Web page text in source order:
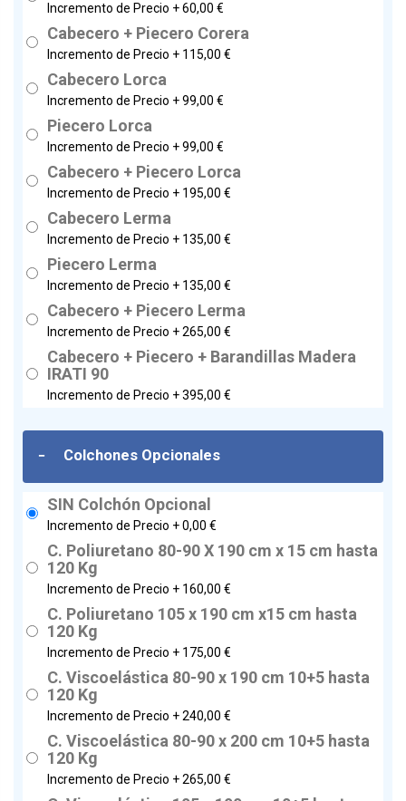
Incremento de Precio +60,00 €
Cabecero + Piecero Corera
Incremento de Precio + 115,00 €
Cabecero Lorca
Incremento de Precio +99,00 €
Piecero Lorca
Incremento de Precio +99,00 €
Cabecero + Piecero Lorca
Incremento de Precio + 195,00 €
Cabecero Lerma
Incremento de Precio + 135,00 €
Piecero Lerma
Incremento de Precio + 135,00 €
Cabecero + Piecero Lerma
Incremento de Precio +265,00 €
Cabecero + Piecero + Barandillas Madera
IRATI 90
Incremento de Precio +395,00 €
- Colchones Opcionales
SIN Colchón Opcional
Incremento de Precio +0,00 €
C. Poliuretano 80-90 X 190 cm x 15 cm hasta
120 Kg
Incremento de Precio + 160,00 €
C. Poliuretano 105 x 190 cm x15 cm hasta
120 Kg
Incremento de Precio + 175,00 €
C. Viscoelástica 80-90 x 190 cm 10+5 hasta
120 Kg
Incremento de Precio +240,00 €
C. Viscoelástica 80-90 x 200 cm 10+5 hasta
120 Kg
Incremento de Precio +265,00 €